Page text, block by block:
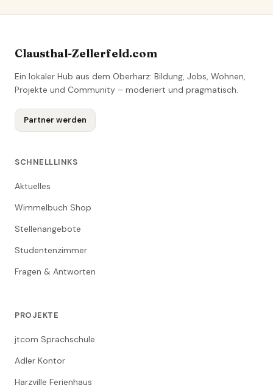
Clausthal-Zellerfeld.com
Ein lokaler Hub aus dem Oberharz: Bildung, Jobs, Wohnen,
Projekte und Community – moderiert und pragmatisch.
Partner werden
SCHNELLLINKS
Aktuelles
Wimmelbuch Shop
Stellenangebote
Studentenzimmer
Fragen & Antworten
PROJEKTE
jtcom Sprachschule
Adler Kontor
Harzville Ferienhaus